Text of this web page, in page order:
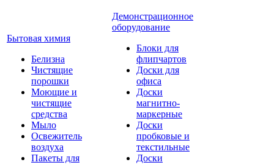
Бытовая химия
Белизна
Чистящие
порошки
Моющие и
чистящие
средства
Мыло
Освежитель
воздуха
Пакеты для
Демонстрационное
оборудование
Блоки для
флипчартов
Доски для
офиса
Доски
магнитно-
маркерные
Доски
пробковые и
текстильные
Доски